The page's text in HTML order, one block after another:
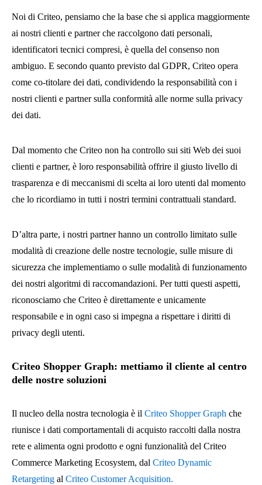
Noi di Criteo, pensiamo che la base che si applica maggiormente
ai nostri clienti e partner che raccolgono dati personali,
identificatori tecnici compresi, è quella del consenso non
ambiguo. E secondo quanto previsto dal GDPR, Criteo opera
come co-titolare dei dati, condividendo la responsabilità con i
nostri clienti e partner sulla conformità alle norme sulla privacy
dei dati.
Dal momento che Criteo non ha controllo sui siti Web dei suoi
clienti e partner, è loro responsabilità offrire il giusto livello di
trasparenza e di meccanismi di scelta ai loro utenti dal momento
che lo ricordiamo in tutti i nostri termini contrattuali standard.
D’altra parte, i nostri partner hanno un controllo limitato sulle
modalità di creazione delle nostre tecnologie, sulle misure di
sicurezza che implementiamo o sulle modalità di funzionamento
dei nostri algoritmi di raccomandazioni. Per tutti questi aspetti,
riconosciamo che Criteo è direttamente e unicamente
responsabile e in ogni caso si impegna a rispettare i diritti di
privacy degli utenti.
Criteo Shopper Graph: mettiamo il cliente al centro
delle nostre soluzioni
Il nucleo della nostra tecnologia è il Criteo Shopper Graph che
riunisce i dati comportamentali di acquisto raccolti dalla nostra
rete e alimenta ogni prodotto e ogni funzionalità del Criteo
Commerce Marketing Ecosystem, dal Criteo Dynamic
Retargeting al Criteo Customer Acquisition.